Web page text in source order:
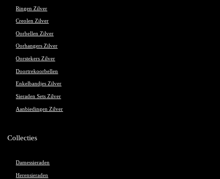
Ringen Zilver
Creolen Zilver
Oorbellen Zilver
Oorhangers Zilver
Oorstekers Zilver
Doortrekoorbellen
Enkelbandjes Zilver
Sieraden Sets Zilver
Aanbiedingen Zilver
Collecties
Damessieraden
Herensieraden